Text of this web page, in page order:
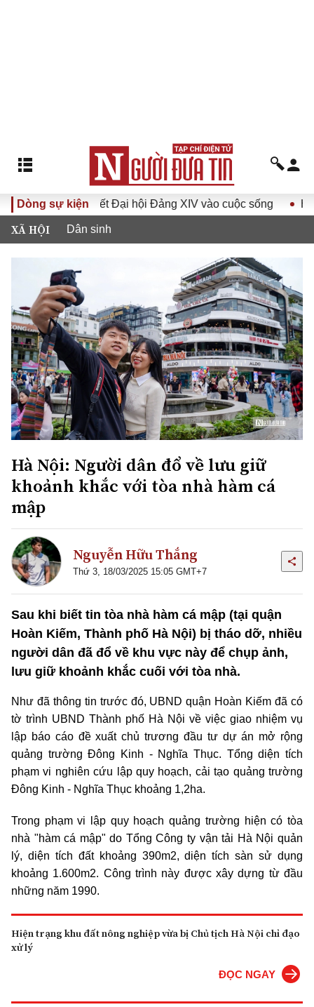
Dòng sự kiện
Đại hội Đảng XIV vào cuộc sống Hướng tới Đại hội
XÃ HỘI Dân sinh
Hà Nội: Người dân đổ về lưu giữ
khoảnh khắc với tòa nhà hàm cá
mập
Nguyễn Hữu Thắng
Thứ 3, 18/03/2025 15:05 GMT+7
Sau khi biết tin tòa nhà hàm cá mập (tại quận
Hoàn Kiếm, Thành phố Hà Nội) bị tháo dỡ, nhiều
người dân đã đổ về khu vực này để chụp ảnh,
lưu giữ khoảnh khắc cuối với tòa nhà.
Như đã thông tin trước đó, UBND quận Hoàn Kiếm đã có
tờ trình UBND Thành phố Hà Nội về việc giao nhiệm vụ
lập báo cáo đề xuất chủ trương đầu tư dự án mở rộng
quảng trường Đông Kinh - Nghĩa Thục. Tổng diện tích
phạm vi nghiên cứu lập quy hoạch, cải tạo quảng trường
Đông Kinh - Nghĩa Thục khoảng 1,2ha.
Trong phạm vi lập quy hoạch quảng trường hiện có tòa
nhà "hàm cá mập" do Tổng Công ty vận tải Hà Nội quản
lý, diện tích đất khoảng 390m2, diện tích sàn sử dụng
khoảng 1.600m2. Công trình này được xây dựng từ đầu
những năm 1990.
Hiện trạng khu đất nông nghiệp vừa bị Chủ tịch Hà Nội chỉ đạo
xử lý
ĐỌC NGAY